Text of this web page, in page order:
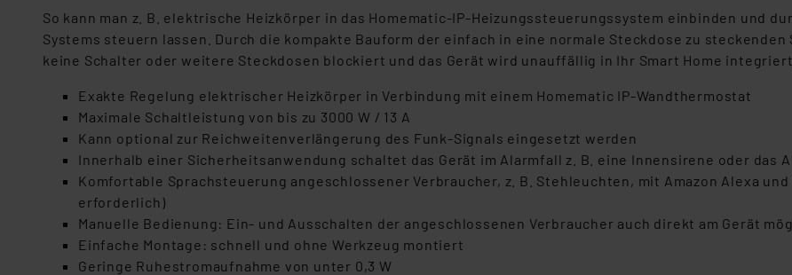
So kann man z. B. elektrische Heizkörper in das Homematic-IP-Heizungssteuerungssystem einbinden und
Systems steuern lassen. Durch die kompakte Bauform der einfach in eine normale Steckdose zu
keine Schalter oder weitere Steckdosen blockiert und das Gerät wird unauffällig in Ihr Smart Home integriert.
Exakte Regelung elektrischer Heizkörper in Verbindung mit einem Homematic IP-Wandthermostat
Maximale Schaltleistung von bis zu 3000 W / 13 A
Kann optional zur Reichweitenverlängerung des Funk-Signals eingesetzt werden
Innerhalb einer Sicherheitsanwendung schaltet das Gerät im Alarmfall z. B. eine Innensirene oder das
Komfortable Sprachsteuerung angeschlossener Verbraucher, z. B. Stehleuchten, mit Amazon Alexa
erforderlich)
Manuelle Bedienung: Ein- und Ausschalten der angeschlossenen Verbraucher auch direkt am Gerät
Einfache Montage: schnell und ohne Werkzeug montiert
Geringe Ruhestromaufnahme von unter 0,3 W